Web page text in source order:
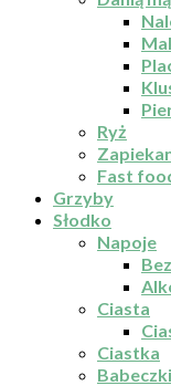
Ryż
Fast
Grzyby
Słodko
Napoje
Ciasta
Ciastka
Babeczki